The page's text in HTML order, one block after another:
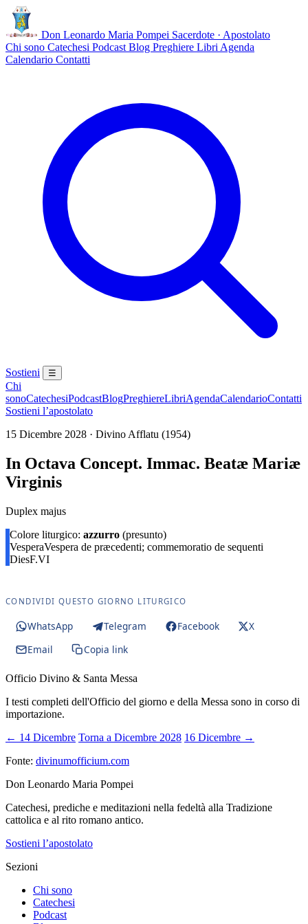
Don Leonardo Maria Pompei Sacerdote · Apostolato
Chi sono Catechesi Podcast Blog Preghiere Libri Agenda
Calendario Contatti
Sostieni ☰
Chi
sonoCatechesiPodcastBlogPreghiereLibriAgendaCalendarioContatti
Sostieni l’apostolato
15 Dicembre 2028 · Divino Afflatu (1954)
In Octava Concept. Immac. Beatæ Mariæ
Virginis
Duplex majus
Colore liturgico: azzurro (presunto)
VesperaVespera de præcedenti; commemoratio de sequenti
DiesF.VI
CONDIVIDI QUESTO GIORNO LITURGICO
WhatsApp Telegram Facebook
X
Email
Copia link
Officio Divino & Santa Messa
I testi completi dell'Officio del giorno e della Messa sono in corso di
importazione.
← 14 Dicembre Torna a Dicembre 2028 16 Dicembre →
Fonte: divinumofficium.com
Don Leonardo Maria Pompei
Catechesi, prediche e meditazioni nella fedeltà alla Tradizione
cattolica e al rito romano antico.
Sostieni l’apostolato
Sezioni
Chi sono
Catechesi
Podcast